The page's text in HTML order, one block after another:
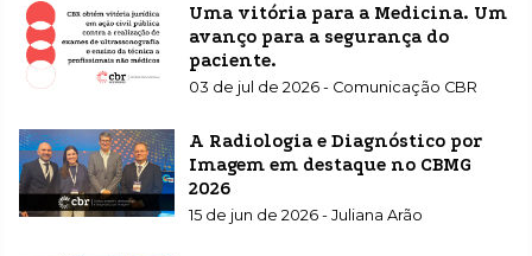
Uma vitória para a Medicina. Um
avanço para a segurança do
paciente.
03 de jul de 2026 - Comunicação CBR
A Radiologia e Diagnóstico por
Imagem em destaque no CBMG
2026
15 de jun de 2026 - Juliana Arão